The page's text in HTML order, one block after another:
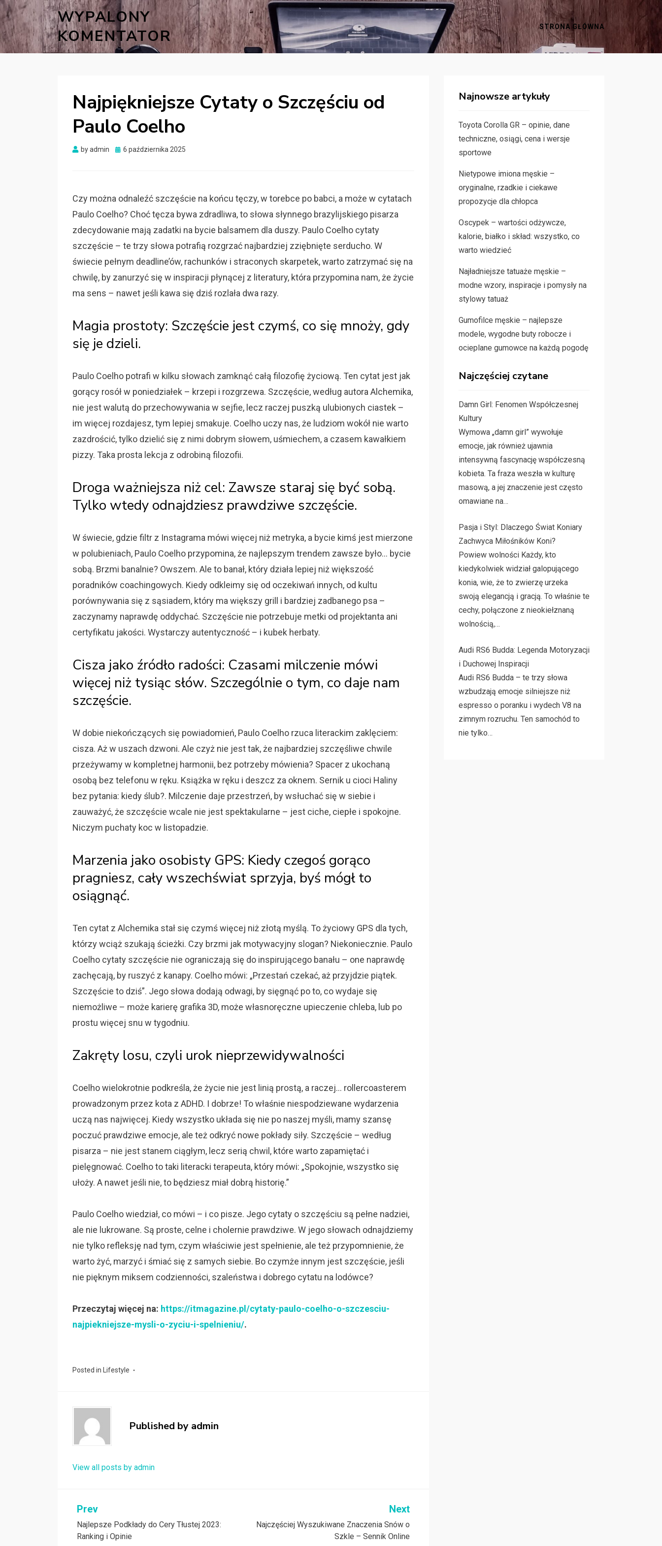
WYPALONY
KOMENTATOR
STRONA GŁÓWNA
Najpiękniejsze Cytaty o Szczęściu od
Paulo Coelho
byadmin
Posted
6 października 2025
Czy można odnaleźć szczęście na końcu tęczy, w torebce po babci, a może w cytatach
Paulo Coelho? Choć tęcza bywa zdradliwa, to słowa słynnego brazylijskiego pisarza
zdecydowanie mają zadatki na bycie balsamem dla duszy. Paulo Coelho cytaty
szczęście – te trzy słowa potrafią rozgrzać najbardziej zziębnięte serducho. W
świecie pełnym deadline’ów, rachunków i straconych skarpetek, warto zatrzymać się na
chwilę, by zanurzyć się w inspiracji płynącej z literatury, która przypomina nam, że życie
ma sens – nawet jeśli kawa się dziś rozlała dwa razy.
Magia prostoty: Szczęście jest czymś, co się mnoży, gdy
się je dzieli.
Paulo Coelho potrafi w kilku słowach zamknąć całą filozofię życiową. Ten cytat jest jak
gorący rosół w poniedziałek – krzepi i rozgrzewa. Szczęście, według autora Alchemika,
nie jest walutą do przechowywania w sejfie, lecz raczej puszką ulubionych ciastek –
im więcej rozdajesz, tym lepiej smakuje. Coelho uczy nas, że ludziom wokół nie warto
zazdrościć, tylko dzielić się z nimi dobrym słowem, uśmiechem, a czasem kawałkiem
pizzy. Taka prosta lekcja z odrobiną filozofii.
Droga ważniejsza niż cel: Zawsze staraj się być sobą.
Tylko wtedy odnajdziesz prawdziwe szczęście.
W świecie, gdzie filtr z Instagrama mówi więcej niż metryka, a bycie kimś jest mierzone
w polubieniach, Paulo Coelho przypomina, że najlepszym trendem zawsze było… bycie
sobą. Brzmi banalnie? Owszem. Ale to banał, który działa lepiej niż większość
poradników coachingowych. Kiedy odkleimy się od oczekiwań innych, od kultu
porównywania się z sąsiadem, który ma większy grill i bardziej zadbanego psa –
zaczynamy naprawdę oddychać. Szczęście nie potrzebuje metki od projektanta ani
certyfikatu jakości. Wystarczy autentyczność – i kubek herbaty.
Cisza jako źródło radości: Czasami milczenie mówi
więcej niż tysiąc słów. Szczególnie o tym, co daje nam
szczęście.
W dobie niekończących się powiadomień, Paulo Coelho rzuca literackim zaklęciem:
cisza. Aż w uszach dzwoni. Ale czyż nie jest tak, że najbardziej szczęśliwe chwile
przeżywamy w kompletnej harmonii, bez potrzeby mówienia? Spacer z ukochaną
osobą bez telefonu w ręku. Książka w ręku i deszcz za oknem. Sernik u cioci Haliny
bez pytania: kiedy ślub?. Milczenie daje przestrzeń, by wsłuchać się w siebie i
zauważyć, że szczęście wcale nie jest spektakularne – jest ciche, ciepłe i spokojne.
Niczym puchaty koc w listopadzie.
Marzenia jako osobisty GPS: Kiedy czegoś gorąco
pragniesz, cały wszechświat sprzyja, byś mógł to
osiągnąć.
Ten cytat z Alchemika stał się czymś więcej niż złotą myślą. To życiowy GPS dla tych,
którzy wciąż szukają ścieżki. Czy brzmi jak motywacyjny slogan? Niekoniecznie. Paulo
Coelho cytaty szczęście nie ograniczają się do inspirującego banału – one naprawdę
zachęcają, by ruszyć z kanapy. Coelho mówi: „Przestań czekać, aż przyjdzie piątek.
Szczęście to dziś”. Jego słowa dodają odwagi, by sięgnąć po to, co wydaje się
niemożliwe – może karierę grafika 3D, może własnoręczne upieczenie chleba, lub po
prostu więcej snu w tygodniu.
Zakręty losu, czyli urok nieprzewidywalności
Coelho wielokrotnie podkreśla, że życie nie jest linią prostą, a raczej… rollercoasterem
prowadzonym przez kota z ADHD. I dobrze! To właśnie niespodziewane wydarzenia
uczą nas najwięcej. Kiedy wszystko układa się nie po naszej myśli, mamy szansę
poczuć prawdziwe emocje, ale też odkryć nowe pokłady siły. Szczęście – według
pisarza – nie jest stanem ciągłym, lecz serią chwil, które warto zapamiętać i
pielęgnować. Coelho to taki literacki terapeuta, który mówi: „Spokojnie, wszystko się
ułoży. A nawet jeśli nie, to będziesz miał dobrą historię.”
Paulo Coelho wiedział, co mówi – i co pisze. Jego cytaty o szczęściu są pełne nadziei,
ale nie lukrowane. Są proste, celne i cholernie prawdziwe. W jego słowach odnajdziemy
nie tylko refleksję nad tym, czym właściwie jest spełnienie, ale też przypomnienie, że
warto żyć, marzyć i śmiać się z samych siebie. Bo czymże innym jest szczęście, jeśli
nie pięknym miksem codzienności, szaleństwa i dobrego cytatu na lodówce?
Przeczytaj więcej na: https://itmagazine.pl/cytaty-paulo-coelho-o-szczesciu-
najpiekniejsze-mysli-o-zyciu-i-spelnieniu/.
Posted in Lifestyle
Published by admin
View all posts by admin
Nawigacja
wpisu
Prev
Najlepsze Podkłady do Cery Tłustej 2023:
Ranking i Opinie
Next
Najczęściej Wyszukiwane Znaczenia Snów o
Szkle – Sennik Online
Najnowsze artykuły
Toyota Corolla GR – opinie, dane
techniczne, osiągi, cena i wersje
sportowe
Nietypowe imiona męskie –
oryginalne, rzadkie i ciekawe
propozycje dla chłopca
Oscypek – wartości odżywcze,
kalorie, białko i skład: wszystko, co
warto wiedzieć
Najładniejsze tatuaże męskie –
modne wzory, inspiracje i pomysły na
stylowy tatuaż
Gumofilce męskie – najlepsze
modele, wygodne buty robocze i
ocieplane gumowce na każdą pogodę
Najczęściej czytane
Damn Girl: Fenomen Współczesnej
Kultury
Wymowa „damn girl” wywołuje
emocje, jak również ujawnia
intensywną fascynację współczesną
kobieta. Ta fraza weszła w kulturę
masową, a jej znaczenie jest często
omawiane na…
Pasja i Styl: Dlaczego Świat Koniary
Zachwyca Miłośników Koni?
Powiew wolności Każdy, kto
kiedykolwiek widział galopującego
konia, wie, że to zwierzę urzeka
swoją elegancją i gracją. To właśnie te
cechy, połączone z nieokiełznaną
wolnością,…
Audi RS6 Budda: Legenda Motoryzacji
i Duchowej Inspiracji
Audi RS6 Budda – te trzy słowa
wzbudzają emocje silniejsze niż
espresso o poranku i wydech V8 na
zimnym rozruchu. Ten samochód to
nie tylko…